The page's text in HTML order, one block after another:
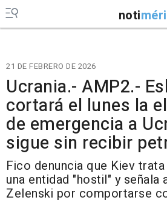
noti
21 DE FEBRERO DE 2026
Ucrania.- AMP2.-
cortará el lunes la
de emergencia a
sigue sin recibir
Fico denuncia que Kiev
una entidad "hostil" y señala
Zelenski por comportarse